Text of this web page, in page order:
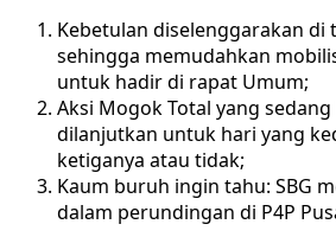
Kebetulan diselenggarakan di
sehingga memudahkan
untuk hadir di rapat Umum;
Aksi Mogok Total yang
dilanjutkan untuk hari yang
ketiganya atau tidak;
Kaum buruh ingin tahu: SBG
dalam perundingan di P4P